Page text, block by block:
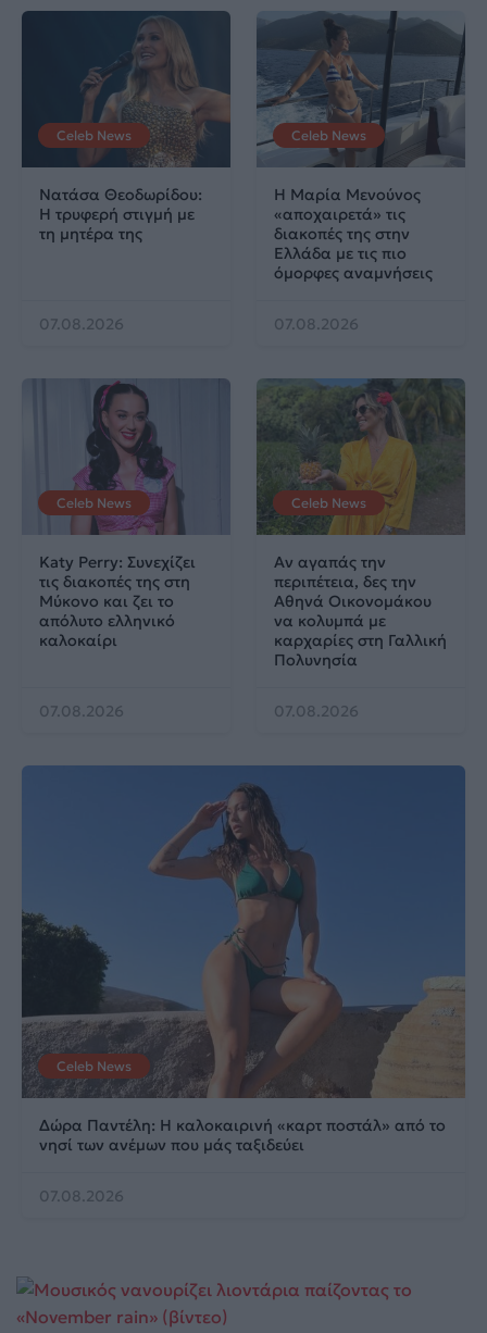
Celeb News
Νατάσα Θεοδωρίδου:
Η τρυφερή στιγμή με
τη μητέρα της
07.08.2026
Celeb News
Η Μαρία Μενούνος
«αποχαιρετά» τις
διακοπές της στην
Ελλάδα με τις πιο
όμορφες αναμνήσεις
07.08.2026
Celeb News
Katy Perry: Συνεχίζει
τις διακοπές της στη
Μύκονο και ζει το
απόλυτο ελληνικό
καλοκαίρι
07.08.2026
Celeb News
Αν αγαπάς την
περιπέτεια, δες την
Αθηνά Οικονομάκου
να κολυμπά με
καρχαρίες στη Γαλλική
Πολυνησία
07.08.2026
Celeb News
Δώρα Παντέλη: Η καλοκαιρινή «καρτ ποστάλ» από το
νησί των ανέμων που μάς ταξιδεύει
07.08.2026